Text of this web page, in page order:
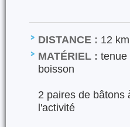
DISTANCE : 12 km
MATÉRIEL : tenue
boisson
2 paires de bâtons
l'activité